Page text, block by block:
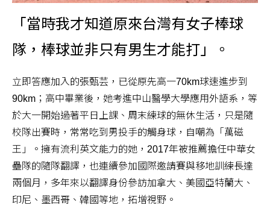
「當時我才知道原來台灣有女子棒球
隊，棒球並非只有男生才能打」。
立即答應加入的張甄芸，已從原先高一70km球速進步到
90km；高中畢業後，她考進中山醫學大學應用外語系，等
於大一開始過著平日上課、周末練球的無休生活，只是隨
校隊出賽時，常常吃到男投手的觸身球，自嘲為「萬磁
王」。擁有流利英文能力的她，2017年被推薦擔任中華女
壘隊的隨隊翻譯，也連續參加國際邀請賽與移地訓練長達
兩個月，多年來以翻譯身份參訪加拿大、美國亞特蘭大、
印尼、墨西哥、韓國等地，拓增視野。